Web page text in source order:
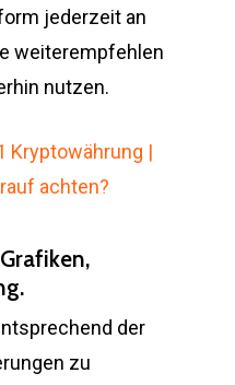
jederzeit an
weiterempfehlen
nutzen.
Kryptowährung |
achten?
der
zu